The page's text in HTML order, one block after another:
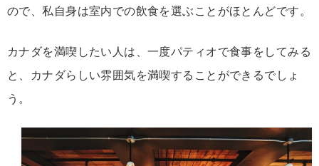
ので、私自身は室内での飲食を選ぶことがほとんどです。
カナダを満喫したい人は、一度パティオで食事をしてみる
と、カナダらしい雰囲気を満喫することができるでしょ
う。